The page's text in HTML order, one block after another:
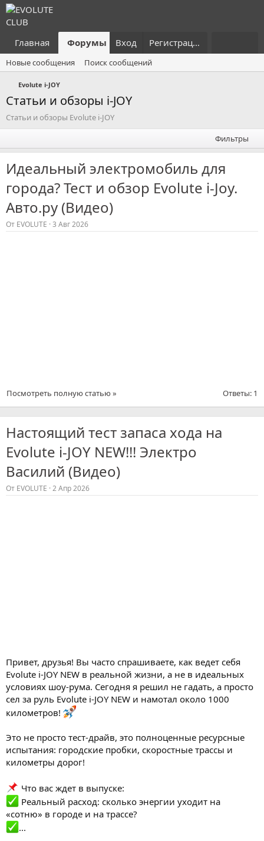
Главная Форумы Что нового?
Вход Регистрация
Новые сообщения Поиск сообщений
Evolute i⁠-JOY
Статьи и обзоры i-JOY
Статьи и обзоры Evolute i-JOY
Фильтры
Идеальный электромобиль для
города? Тест и обзор Evolute i-Joy.
Авто.ру (Видео)
От EVOLUTE 3 Авг 2026
Ответы: 1
Посмотреть полную статью »
Настоящий тест запаса хода на
Evolute i-JOY NEW!!! Электро
Василий (Видео)
От EVOLUTE 2 Апр 2026
Привет, друзья! Вы часто спрашиваете, как ведет себя
Evolute i-JOY NEW в реальной жизни, а не в идеальных
условиях шоу-рума. Сегодня я решил не гадать, а просто
сел за руль Evolute i-JOY NEW и намотал около 1000
километров!
Это не просто тест-драйв, это полноценные ресурсные
испытания: городские пробки, скоростные трассы и
километры дорог!
Что вас ждет в выпуске:
Реальный расход: сколько энергии уходит на
«сотню» в городе и на трассе?
...